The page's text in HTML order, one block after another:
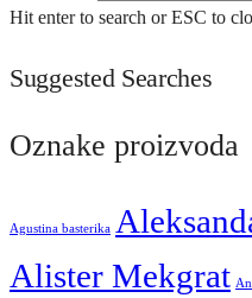
Hit enter to search or ESC to
Suggested Searches
Oznake proizvoda
Agustina basterika
Alister Mekgrat